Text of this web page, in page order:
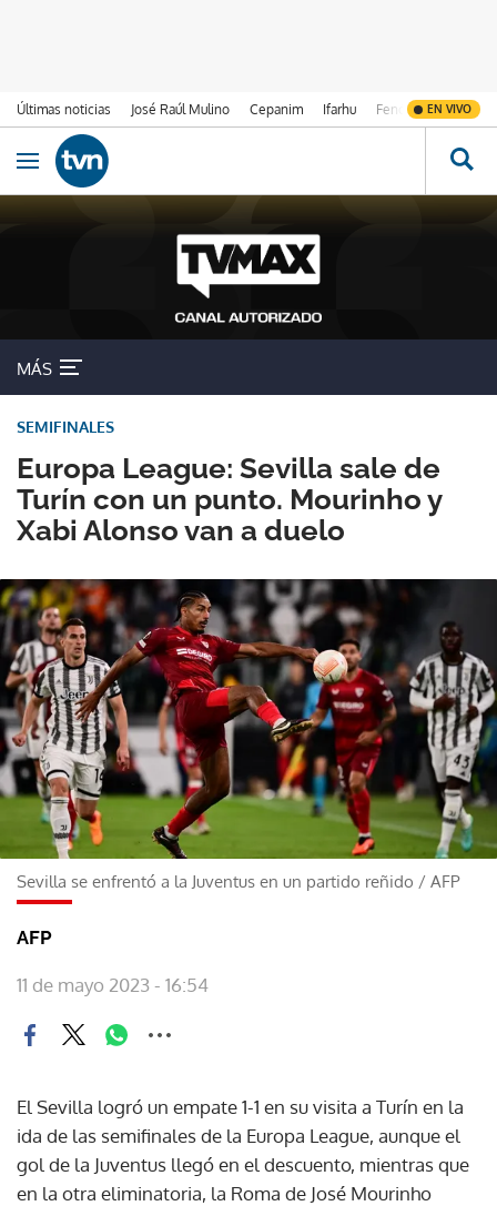
Últimas noticias José Raúl Mulino Cepanim Ifarhu Fenómeno de El
EN VIVO
Ir al contenido
Obrir navegació
MÁS
Europa League: Sevilla sale de
Turín con un punto. Mourinho y
Xabi Alonso van a duelo
SEMIFINALES
Sevilla se enfrentó a la Juventus en un partido reñido / AFP
AFP
11 de mayo 2023 - 16:54
El Sevilla logró un empate 1-1 en su visita a Turín en la
ida de las semifinales de la Europa League, aunque el
gol de la Juventus llegó en el descuento, mientras que
en la otra eliminatoria, la Roma de José Mourinho